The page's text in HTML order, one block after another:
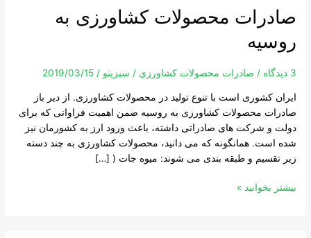
صادرات محصولات کشاورزی به
روسیه
3 دیدگاه / صادرات محصولات کشاورزی / سبزینو/
2019/03/15
ایران کشوری است با تنوع تولید در محصولات کشاورزی. از دیر باز
صادرات محصولات کشاورزی به روسیه ضمن اهمیت فراوانی که برای
دولت و شرکت های صادراتی داشته، باعث ورود ارز به کشورمان نیز
شده است. همانگونه که می دانید، محصولات کشاورزی به چند دسته
زیر تقسیم و طبقه بندی می شوند: میوه جات ( […]
صادرات
محصولات
کشاورزی
روسیه
بیشتر بخوانید »